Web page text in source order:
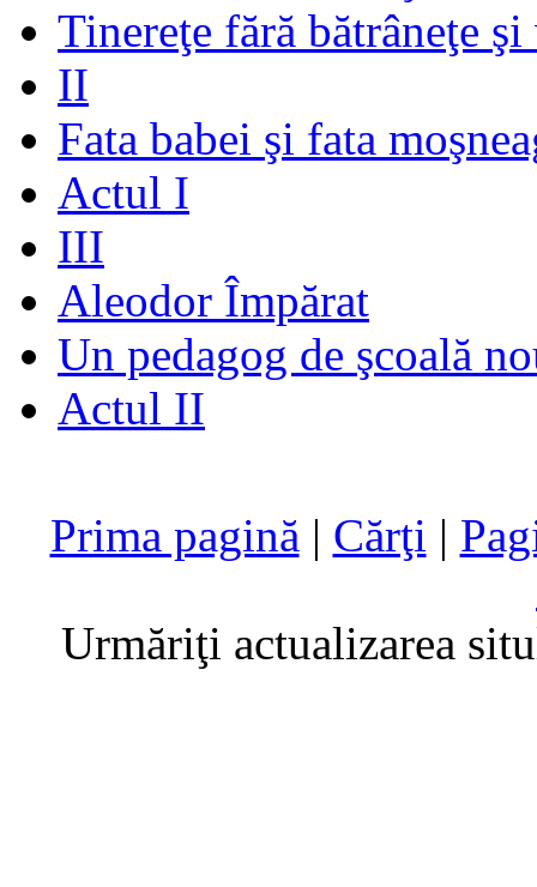
Tinereţe fără bătrâneţe
II
Fata babei şi fata
Actul I
III
Aleodor Împărat
Un pedagog de şcoală
Actul II
Prima pagină | Cărţi |
Urmăriţi actualizarea